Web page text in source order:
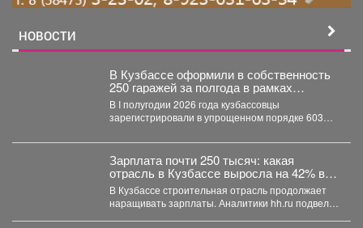
НОВОСТИ
В Кузбассе оформили в собственность
250 гаражей за полгода в рамках
«гаражной амнистии»
В I полугодии 2026 года кузбассовцы
зарегистрировали в упрощенном порядке 603
Зарплата почти 250 тысяч: какая
отрасль в Кузбассе выросла на 42% в
доходе
В Кузбассе строительная отрасль продолжает
наращивать зарплаты. Аналитики hh.ru подвели